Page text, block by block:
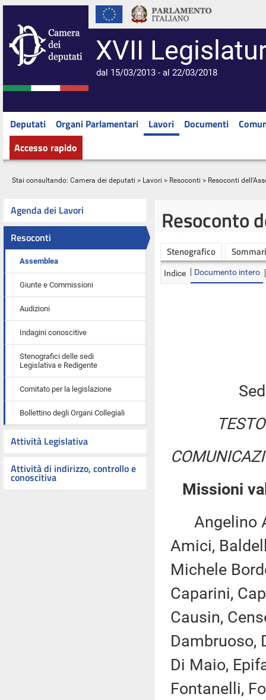
XVII
dal 15/03/2013 - al 22/03/2018
Deputati Organi Parlamentari Lavori Documenti
Accesso rapido
Stai consultando: Camera dei deputati > Lavori > Resoconti > Resoconti
Agenda dei Lavori
Resoconti
Assemblea
Giunte e Commissioni
Audizioni
Indagini conoscitive
Stenografici delle sedi
Legislativa e Redigente
Comitato per la legislazione
Bollettino degli Organi Collegiali
Attività Legislativa
Attività di indirizzo, controllo e
conoscitiva
Resoconto
Stenografico
Indice Documento intero
Missioni
Angelino
Amici,
Michele
Caparini,
Causin,
Dambruoso,
Di Maio,
Fontanelli,